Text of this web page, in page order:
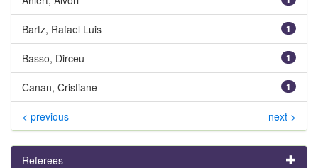
1
Bartz, Rafael Luis
1
Basso, Dirceu
1
Canan, Cristiane
< previous next >
Referees